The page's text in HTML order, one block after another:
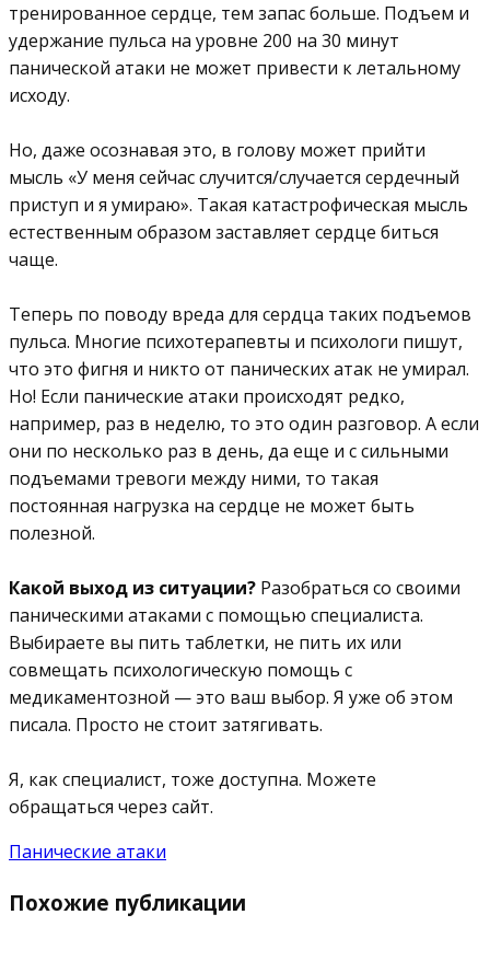
тренированное сердце, тем запас больше. Подъем и
удержание пульса на уровне 200 на 30 минут
панической атаки не может привести к летальному
исходу.
Но, даже осознавая это, в голову может прийти
мысль «У меня сейчас случится/случается сердечный
приступ и я умираю». Такая катастрофическая мысль
естественным образом заставляет сердце биться
чаще.
Теперь по поводу вреда для сердца таких подъемов
пульса. Многие психотерапевты и психологи пишут,
что это фигня и никто от панических атак не умирал.
Но! Если панические атаки происходят редко,
например, раз в неделю, то это один разговор. А если
они по несколько раз в день, да еще и с сильными
подъемами тревоги между ними, то такая
постоянная нагрузка на сердце не может быть
полезной.
Какой выход из ситуации? Разобраться со своими
паническими атаками с помощью специалиста.
Выбираете вы пить таблетки, не пить их или
совмещать психологическую помощь с
медикаментозной — это ваш выбор. Я уже об этом
писала. Просто не стоит затягивать.
Я, как специалист, тоже доступна. Можете
обращаться через сайт.
Панические атаки
Похожие публикации